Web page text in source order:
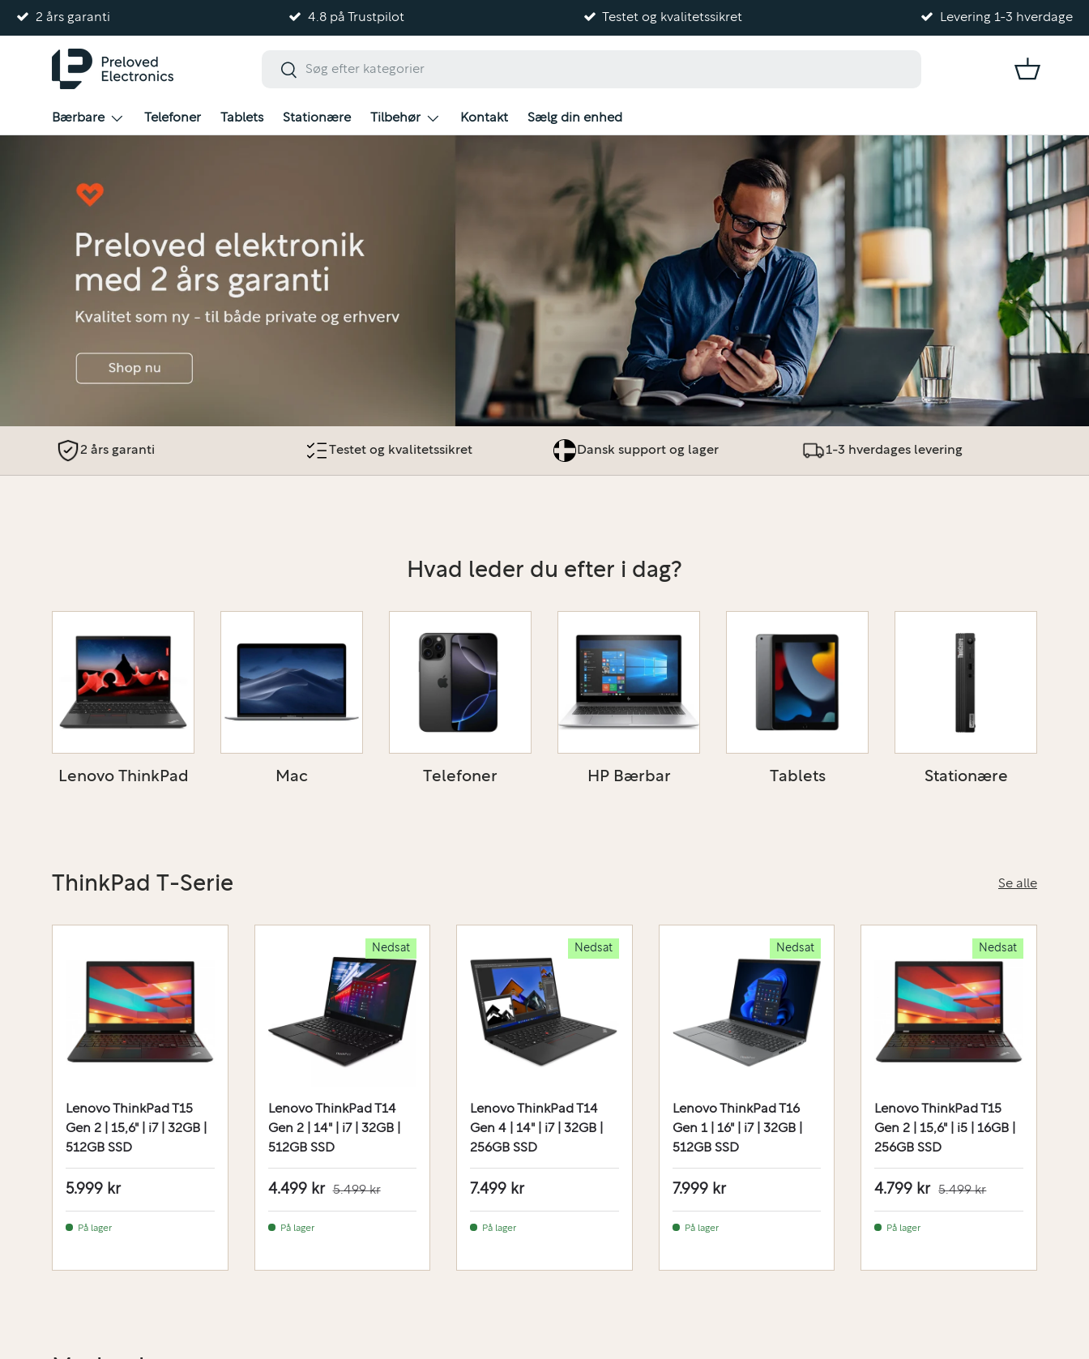
2 års garanti 4.8 på Trustpilot Testet og kvalitetssikret Levering 1-3 hverdage
Søg
Kurv
Bærbare Telefoner Tablets Stationære Tilbehør Kontakt Sælg din enhed
2 års garanti Testet og kvalitetssikret Dansk support og lager 1-3 hverdages levering
Hvad leder du efter i dag?
Lenovo ThinkPad Mac Telefoner HP Bærbar Tablets Stationære
ThinkPad T-Serie Se alle
Lenovo ThinkPad T15
Gen 2 | 15,6" | i7 | 32GB |
512GB SSD
5.999 kr
På lager
Nedsat
Lenovo ThinkPad T14
Gen 2 | 14" | i7 | 32GB |
512GB SSD
4.499 kr 5.499 kr
På lager
Nedsat
Lenovo ThinkPad T14
Gen 4 | 14" | i7 | 32GB |
256GB SSD
7.499 kr
På lager
Nedsat
Lenovo ThinkPad T16
Gen 1 | 16" | i7 | 32GB |
512GB SSD
7.999 kr
På lager
Nedsat
Lenovo ThinkPad T15
Gen 2 | 15,6" | i5 | 16GB |
256GB SSD
4.799 kr 5.499 kr
På lager